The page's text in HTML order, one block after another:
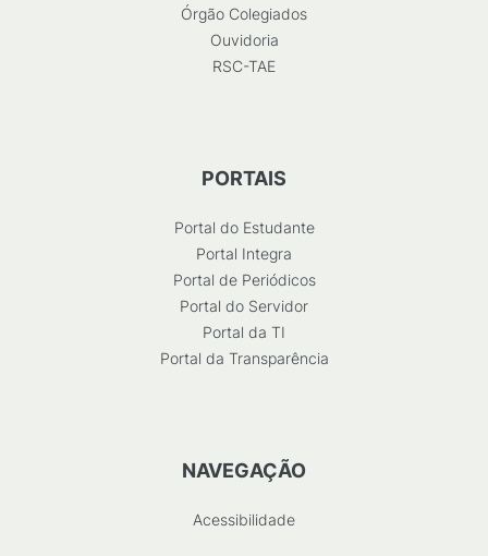
Órgão Colegiados
Ouvidoria
RSC-TAE
PORTAIS
Portal do Estudante
Portal Integra
Portal de Periódicos
Portal do Servidor
Portal da TI
Portal da Transparência
NAVEGAÇÃO
Acessibilidade